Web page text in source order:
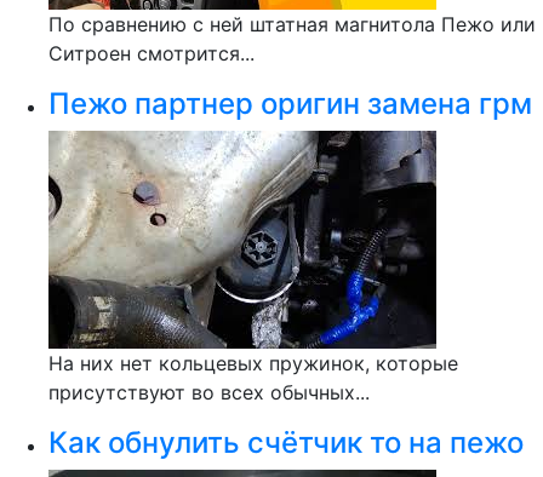
По сравнению с ней штатная магнитола Пежо или
Ситроен смотрится...
Пежо партнер оригин замена грм
На них нет кольцевых пружинок, которые
присутствуют во всех обычных...
Как обнулить счётчик то на пежо